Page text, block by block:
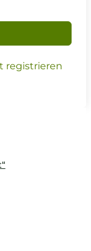
registrieren